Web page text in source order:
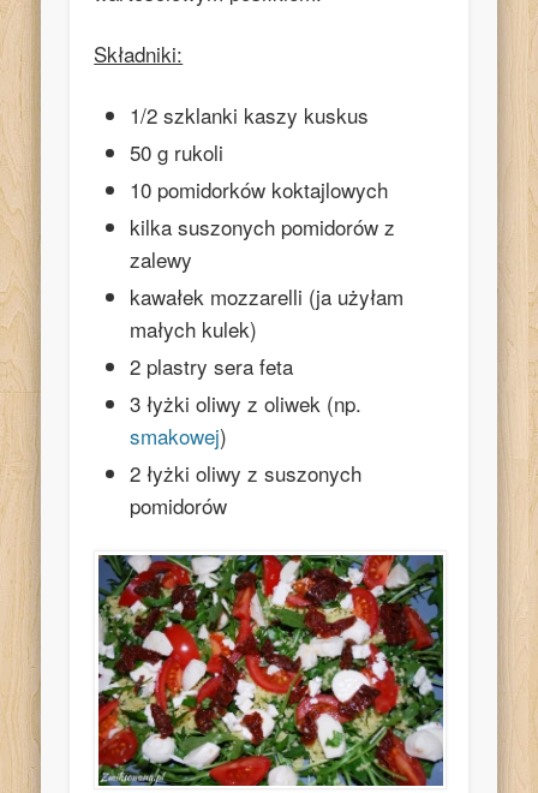
Składniki:
1/2 szklanki kaszy kuskus
50 g rukoli
10 pomidorków koktajlowych
kilka suszonych pomidorów z
zalewy
kawałek mozzarelli (ja użyłam
małych kulek)
2 plastry sera feta
3 łyżki oliwy z oliwek (np.
smakowej)
2 łyżki oliwy z suszonych
pomidorów